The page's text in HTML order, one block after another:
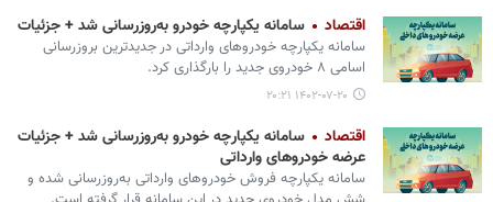
اقتصاد سامانه یکپارچه خودرو به‌روزرسانی شد + جزئیات
سامانه یکپارچه خودروهای وارداتی در جدیدترین بروزرسانی
اسامی ۸ خودروی جدید را بارگذاری کرد.
۱۴۰۲-۰۷-۲۰ ۲۰:۲۱
اقتصاد
سامانه یکپارچه خودرو به‌روزرسانی شد + جزئیات
عرضه خودروهای وارداتی
سامانه یکپارچه فروش خودروهای وارداتی به‌روزرسانی شده و